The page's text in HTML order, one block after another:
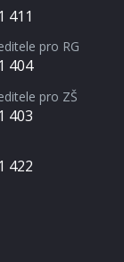
411
pro RG
404
pro ZŠ
403
422